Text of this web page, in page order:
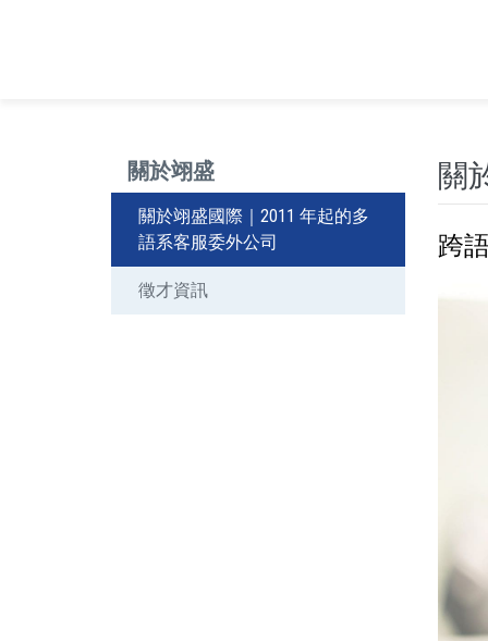
關於翊盛
關於翊盛國際｜2011 年起的多
語系客服委外公司
徵才資訊
關
跨